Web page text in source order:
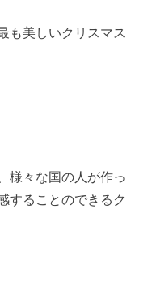
も美しいクリスマス
様々な国の人が作っ
することのできるク